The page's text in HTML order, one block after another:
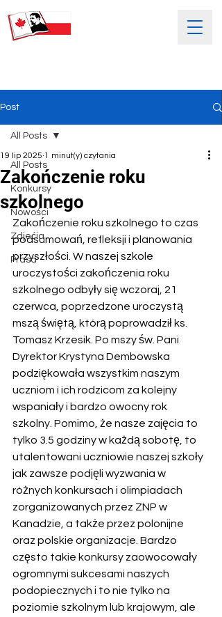
Post
All Posts
Konkursy
Nowości
Zdjećia
Prasa
All Posts
Zakończenie roku
szkolnego
19 lip 2025 1 minut(y) czytania
Zakończenie roku szkolnego to czas
podsumowań, refleksji i planowania
przyszłości. W naszej szkole
uroczystości zakończenia roku
szkolnego odbyły się wczoraj, 21
czerwca, poprzedzone uroczystą
mszą świętą, którą poprowadził ks.
Tomasz Krzesik. Po mszy św. Pani
Dyrektor Krystyna Dembowska
podziękowała wszystkim naszym
uczniom i ich rodzicom za kolejny
wspaniały i bardzo owocny rok
szkolny. Pomimo, że nasze zajęcia to
tylko 3.5 godziny w każdą sobotę, to
utalentowani uczniowie naszej szkoły
jak zawsze podjęli wyzwania w
różnych konkursach i olimpiadach
zorganizowanych przez ZNP w
Kanadzie, a także przez polonijne
oraz polskie organizacje. Bardzo
często takie konkursy zaowocowały
ogromnymi sukcesami naszych
podopiecznych i to nie tylko na
poziomie szkolnym lub krajowym, ale